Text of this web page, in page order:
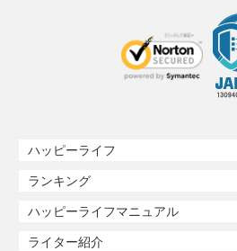
ハッピーライフ
ランキング
ハッピーライフマニュアル
ライター紹介